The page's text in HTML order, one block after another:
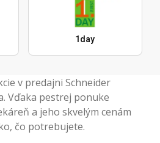
1day
v predajni Schneider
Vďaka pestrej ponuke
a jeho skvelým cenám
čo potrebujete.